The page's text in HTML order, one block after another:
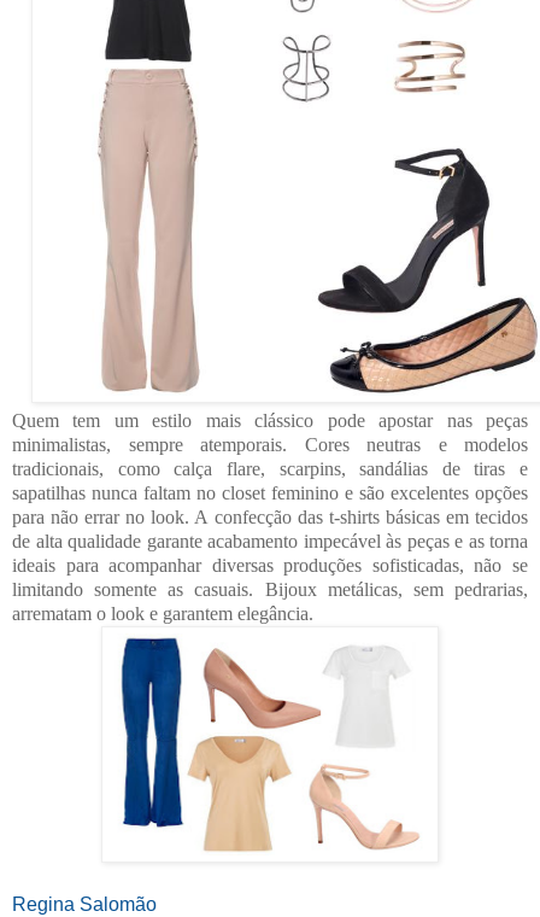
Quem tem um estilo mais clássico pode apostar nas peças
minimalistas, sempre atemporais. Cores neutras e modelos
tradicionais, como calça flare, scarpins, sandálias de tiras e
sapatilhas nunca faltam no closet feminino e são excelentes opções
para não errar no look. A confecção das t-shirts básicas em tecidos
de alta qualidade garante acabamento impecável às peças e as torna
ideais para acompanhar diversas produções sofisticadas, não se
limitando somente as casuais. Bijoux metálicas, sem pedrarias,
arrematam o look e garantem elegância.
Regina Salomão